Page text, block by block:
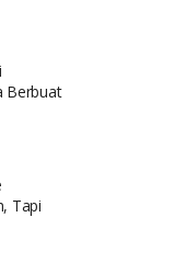
Berbuat
Tapi